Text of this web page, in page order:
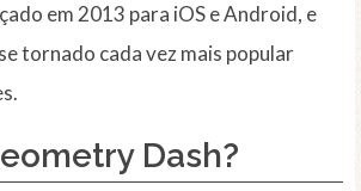
em 2013 para iOS e Android, e
tornado cada vez mais popular
Dash?